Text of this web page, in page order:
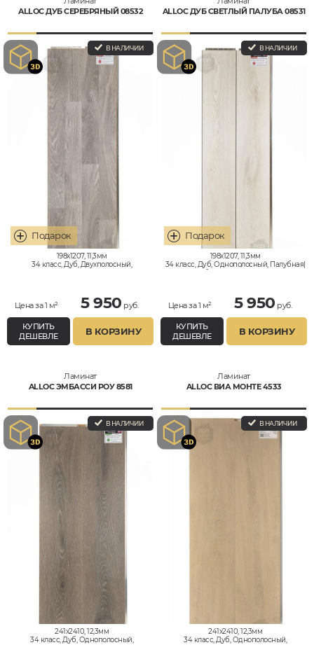
ALLOC ДУБ СЕРЕБРЯНЫЙ 08532
В НАЛИЧИИ
198x1207, 11,3мм
34 класс, Дуб, Двухполосный,
Цена за 1 м² 5 950 руб.
КУПИТЬ
ДЕШЕВЛЕ
В КОРЗИНУ
ALLOC ДУБ СВЕТЛЫЙ ПАЛУБА 08531
В НАЛИЧИИ
198x1207, 11,3мм
34 класс, Дуб, Однополосный, Палубная|
Корабельная, Влагостойкий
Цена за 1 м² 5 950 руб.
КУПИТЬ
ДЕШЕВЛЕ
В КОРЗИНУ
Ламинат
ALLOC ЭМБАССИ РОУ 8581
В НАЛИЧИИ
241x2410, 12,3мм
34 класс, Дуб, Однополосный,
Ламинат
ALLOC ВИА МОНТЕ 4533
В НАЛИЧИИ
241x2410, 12,3мм
34 класс, Дуб, Однополосный,